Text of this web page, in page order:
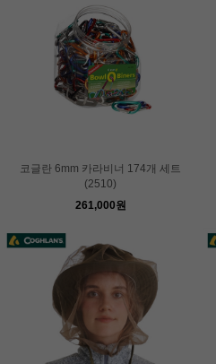
코글란 6mm 카라비너 174개 세트
(2510)
261,000원